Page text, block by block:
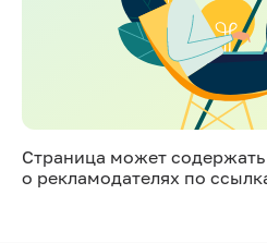
Страница может
о рекламодателях по